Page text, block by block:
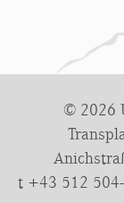
© 2026
t +43 512